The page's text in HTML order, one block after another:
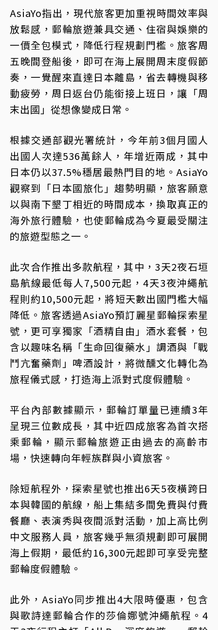
AsiaYo指出，現代旅客更加重視時間效率與
放鬆感，郵輪旅遊兼具交通、住宿與娛樂的
一價全包模式，降低行程規劃門檻。旅客周
五晚間登船後，即可在海上展開周末度假節
奏，一覺醒來直達日本離島，省去轉機與移
動疲勞，周日返台仍能銜接上班日，讓「周
末出國」從想像變成日常。
根據交通部觀光署統計，今年前3個月國人
出國人次達536萬餘人，年增近兩成，其中
日本仍以37.5%穩居最熱門目的地。AsiaYo
觀察到「日本國旅化」趨勢明顯，旅客願意
以與南下墾丁相近的時間成本，換取真正的
海外旅行體驗，也使郵輪成為今夏最受關注
的旅遊型態之一。
此次合作推出多款航程，其中，3天2夜石垣
島航線最低每人7,500元起，4天3夜沖繩航
程則約10,500元起，將短天數出國門檻大幅
降低。旅客透過AsiaYo預訂麗星郵輪探索星
號，更可享獨家「酒精自由」酒水套餐，包
含以趣味名稱「生命回復藥水」調酒與「戰
鬥亢奮藥劑」啤酒設計，將微醺文化轉化為
旅程儀式感，打造海上派對式度假體驗。
平台內部數據顯示，郵輪訂單量已連續3年
呈現三位數成長，其中近四成旅客為首次搭
乘郵輪，顯示郵輪旅遊正由過去的高齡市
場，快速轉向年輕族群與小資旅客。
除短航程外，探索星號也推出6天5夜橫跨日
本與韓國的航線，船上集結多間免費與付費
餐廳、表演秀與夜間派對活動，加上高比例
中文服務人員，旅客幾乎無須規劃即可展開
海上假期，最低約16,300元起即可享受完整
郵輪度假體驗。
此外，AsiaYo同步推出4大限時優惠，包含
與歌詩達郵輪合作的莎倫娜號沖繩航程。4